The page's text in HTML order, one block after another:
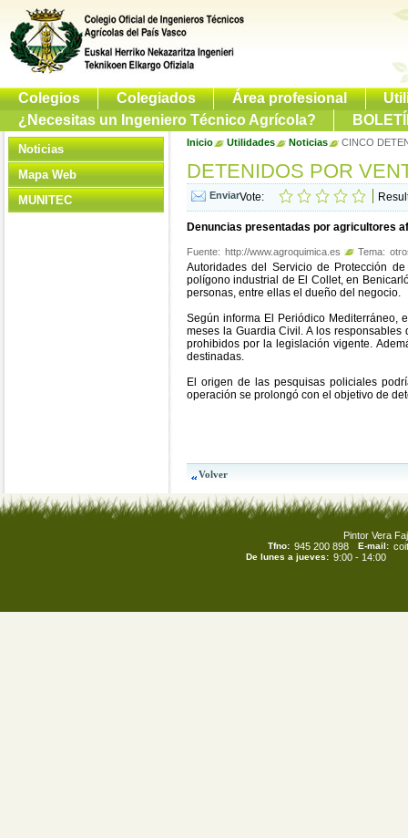
Colegios Colegiados Área profesional
¿Necesitas un Ingeniero Técnico Agrícola?
Noticias
Mapa Web
MUNITEC
Inicio Utilidades Noticias CINCO
DETENIDOS POR
Vote:
Denuncias presentadas por agricultores
Fuente: http://www.agroquimica.es Tema:
Autoridades del Servicio de Protección
polígono industrial de El Collet, en
personas, entre ellas el dueño del negocio.
Según informa El Periódico Mediterráneo,
meses la Guardia Civil. A los
prohibidos por la legislación vigente.
destinadas.
El origen de las pesquisas policiales
operación se prolongó con el objetivo de
Pintor Vera
Tfno: 945 200 898 E-mail:
De lunes a jueves: 9:00 - 14:00